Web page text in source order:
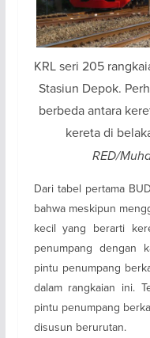
KRL seri 205
Stasiun Depok.
berbeda antara
kereta di
RED/
Dari tabel pertama
bahwa meskipun
kecil yang berarti
penumpang dengan
pintu penumpang
dalam rangkaian ini.
pintu penumpang
disusun berurutan.